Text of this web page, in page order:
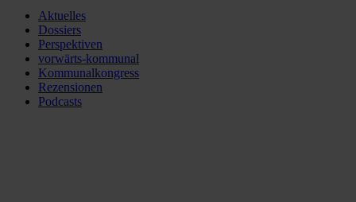
Aktuelles
Dossiers
Perspektiven
vorwärts-kommunal
Kommunalkongress
Rezensionen
Podcasts